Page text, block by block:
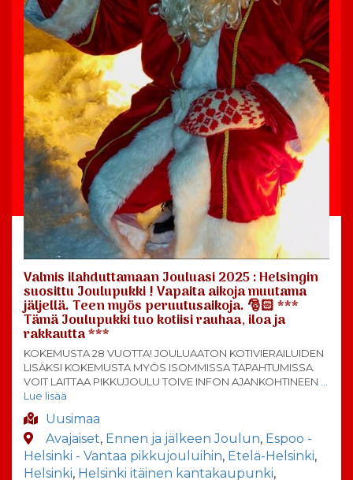
Valmis ilahduttamaan Jouluasi 2025 : Helsingin
suosittu Joulupukki ! Vapaita aikoja muutama
jäljellä. Teen myös peruutusaikoja. 🎅🏻 ***
Tämä Joulupukki tuo kotiisi rauhaa, iloa ja
rakkautta ***
KOKEMUSTA 28 VUOTTA! JOULUAATON KOTIVIERAILUIDEN
LISÄKSI KOKEMUSTA MYÖS ISOMMISSA TAPAHTUMISSA.
VOIT LAITTAA PIKKUJOULU TOIVE INFON AJANKOHTINEEN
Lue lisää
Uusimaa
Avajaiset, Ennen ja jälkeen Joulun, Espoo -
Helsinki - Vantaa pikkujouluihin, Etelä-Helsinki,
Helsinki, Helsinki itäinen kantakaupunki,